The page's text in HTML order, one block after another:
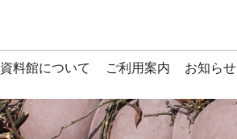
資料館について ご利用案内 お知らせ